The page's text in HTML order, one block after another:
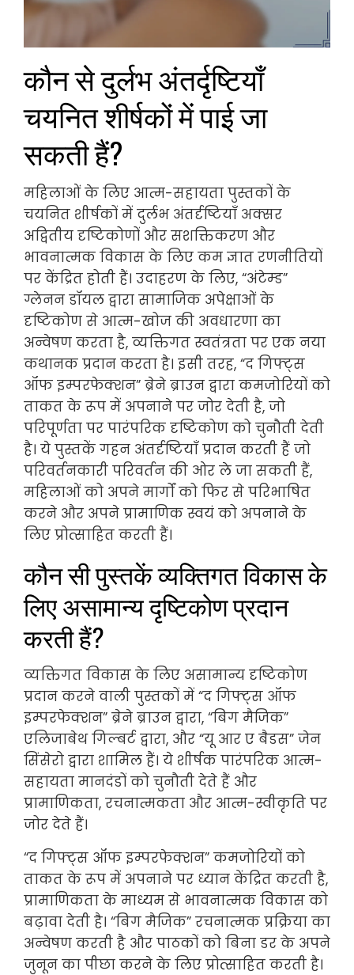
कौन से दुर्लभ अंतर्दृष्टियाँ
चयनित शीर्षकों में पाई जा
सकती हैं?
महिलाओं के लिए आत्म-सहायता पुस्तकों के
चयनित शीर्षकों में दुर्लभ अंतर्दृष्टियाँ अक्सर
अद्वितीय दृष्टिकोणों और सशक्तिकरण और
भावनात्मक विकास के लिए कम ज्ञात रणनीतियों
पर केंद्रित होती हैं। उदाहरण के लिए, “अंटेम्ड”
ग्लेनन डॉयल द्वारा सामाजिक अपेक्षाओं के
दृष्टिकोण से आत्म-खोज की अवधारणा का
अन्वेषण करता है, व्यक्तिगत स्वतंत्रता पर एक नया
कथानक प्रदान करता है। इसी तरह, “द गिफ्ट्स
ऑफ इम्परफेक्शन” ब्रेने ब्राउन द्वारा कमजोरियों को
ताकत के रूप में अपनाने पर जोर देती है, जो
परिपूर्णता पर पारंपरिक दृष्टिकोण को चुनौती देती
है। ये पुस्तकें गहन अंतर्दृष्टियाँ प्रदान करती हैं जो
परिवर्तनकारी परिवर्तन की ओर ले जा सकती हैं,
महिलाओं को अपने मार्गों को फिर से परिभाषित
करने और अपने प्रामाणिक स्वयं को अपनाने के
लिए प्रोत्साहित करती हैं।
कौन सी पुस्तकें व्यक्तिगत विकास के
लिए असामान्य दृष्टिकोण प्रदान
करती हैं?
व्यक्तिगत विकास के लिए असामान्य दृष्टिकोण
प्रदान करने वाली पुस्तकों में “द गिफ्ट्स ऑफ
इम्परफेक्शन” ब्रेने ब्राउन द्वारा, “बिग मैजिक”
एलिजाबेथ गिल्बर्ट द्वारा, और “यू आर ए बैडस” जेन
सिंसेरो द्वारा शामिल हैं। ये शीर्षक पारंपरिक आत्म-
सहायता मानदंडों को चुनौती देते हैं और
प्रामाणिकता, रचनात्मकता और आत्म-स्वीकृति पर
जोर देते हैं।
“द गिफ्ट्स ऑफ इम्परफेक्शन” कमजोरियों को
ताकत के रूप में अपनाने पर ध्यान केंद्रित करती है,
प्रामाणिकता के माध्यम से भावनात्मक विकास को
बढ़ावा देती है। “बिग मैजिक” रचनात्मक प्रक्रिया का
अन्वेषण करती है और पाठकों को बिना डर के अपने
जुनून का पीछा करने के लिए प्रोत्साहित करती है।